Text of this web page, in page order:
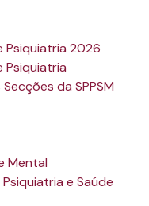
Psiquiatria 2026
Psiquiatria
da SPPSM
Mental
e Saúde